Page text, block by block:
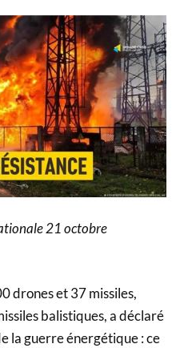
21 octobre
drones et 37 missiles,
balistiques, a déclaré
la guerre énergétique : ce